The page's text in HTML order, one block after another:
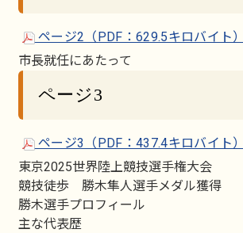
ページ2（PDF：629.5キロバイト）
市長就任にあたって
ページ3
ページ3（PDF：437.4キロバイト）
東京2025世界陸上競技選手権大会
競技徒歩 勝木隼人選手メダル獲得
勝木選手プロフィール
主な代表歴